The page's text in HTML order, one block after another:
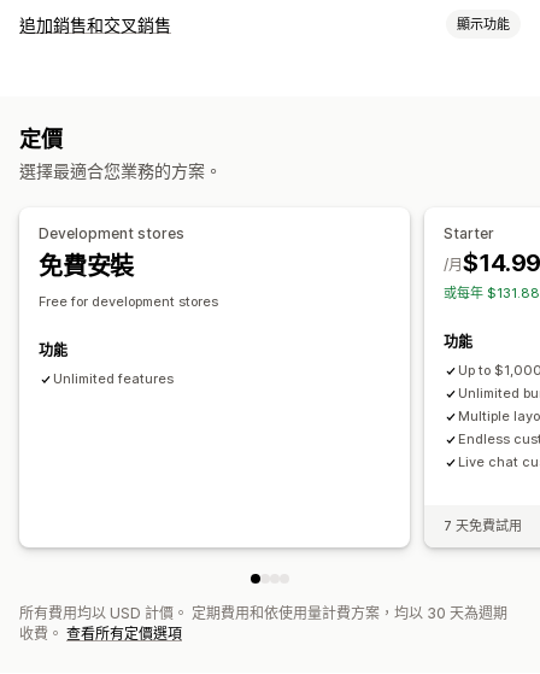
套裝組合類型
自訂套裝組合
固定定價
分層定價
固定折扣
百分比折扣 免運費
動態定價
追加銷售和交叉銷售 顯示功能
拖放式編輯器
商品推薦 經常一起購買的商品
大量購買折扣 分層折扣 優先處理
A/B 測試
定價
選擇最適合您業務的方案。
Development stores
免費安裝
Free for development stores
功能
Unlimited features
Starter
/月
或每年
功能
Up to
Unlimited
Multiple
Endless
Live chat
7 天免費試用
所有費用均以 USD 計價。 定期費用和依使用量計費方案，均以 30 天為週期
收費。 查看所有定價選項